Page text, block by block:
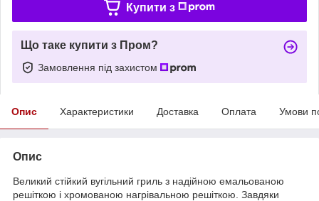
Купити з
Що таке купити з Пром?
Замовлення під захистом
Опис Характеристики Доставка Оплата Умови
Опис
Великий стійкий вугільний гриль з надійною емальованою
решіткою і хромованою нагрівальною решіткою. Завдяки